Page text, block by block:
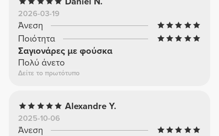
2026-03-19
Άνεση
Ποιότητα
Σαγιονάρες με φούσκα
Πολύ άνετο
Δείτε το πρωτότυπο
Alexandre Y.
2025-10-06
Άνεση